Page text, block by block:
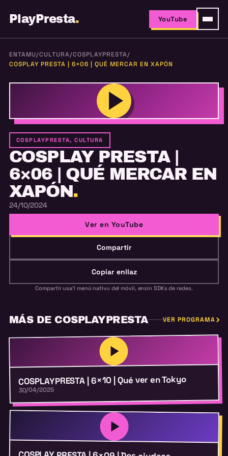
PlayPresta. YouTube
ENTAMU/CULTURA/COSPLAYPRESTA/
COSPLAY PRESTA | 6×06 | QUÉ MERCAR EN XAPÓN
COSPLAYPRESTA, CULTURA
COSPLAY PRESTA |
6×06 | QUÉ MERCAR EN
XAPÓN.
24/10/2024
Ver en YouTube
Compartir
Copiar enllaz
Compartir usa'l menú nativu del móvil, ensin SDKs de redes.
MÁS DE COSPLAYPRESTA VER PROGRAMA
COSPLAYPRESTA | 6×10 | Qué ver en Tokyo
30/04/2025